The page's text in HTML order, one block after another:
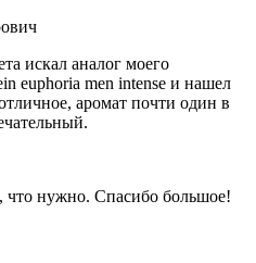
искал аналог моего
euphoria men intense и нашел
аромат почти один в
нужно. Спасибо большое!